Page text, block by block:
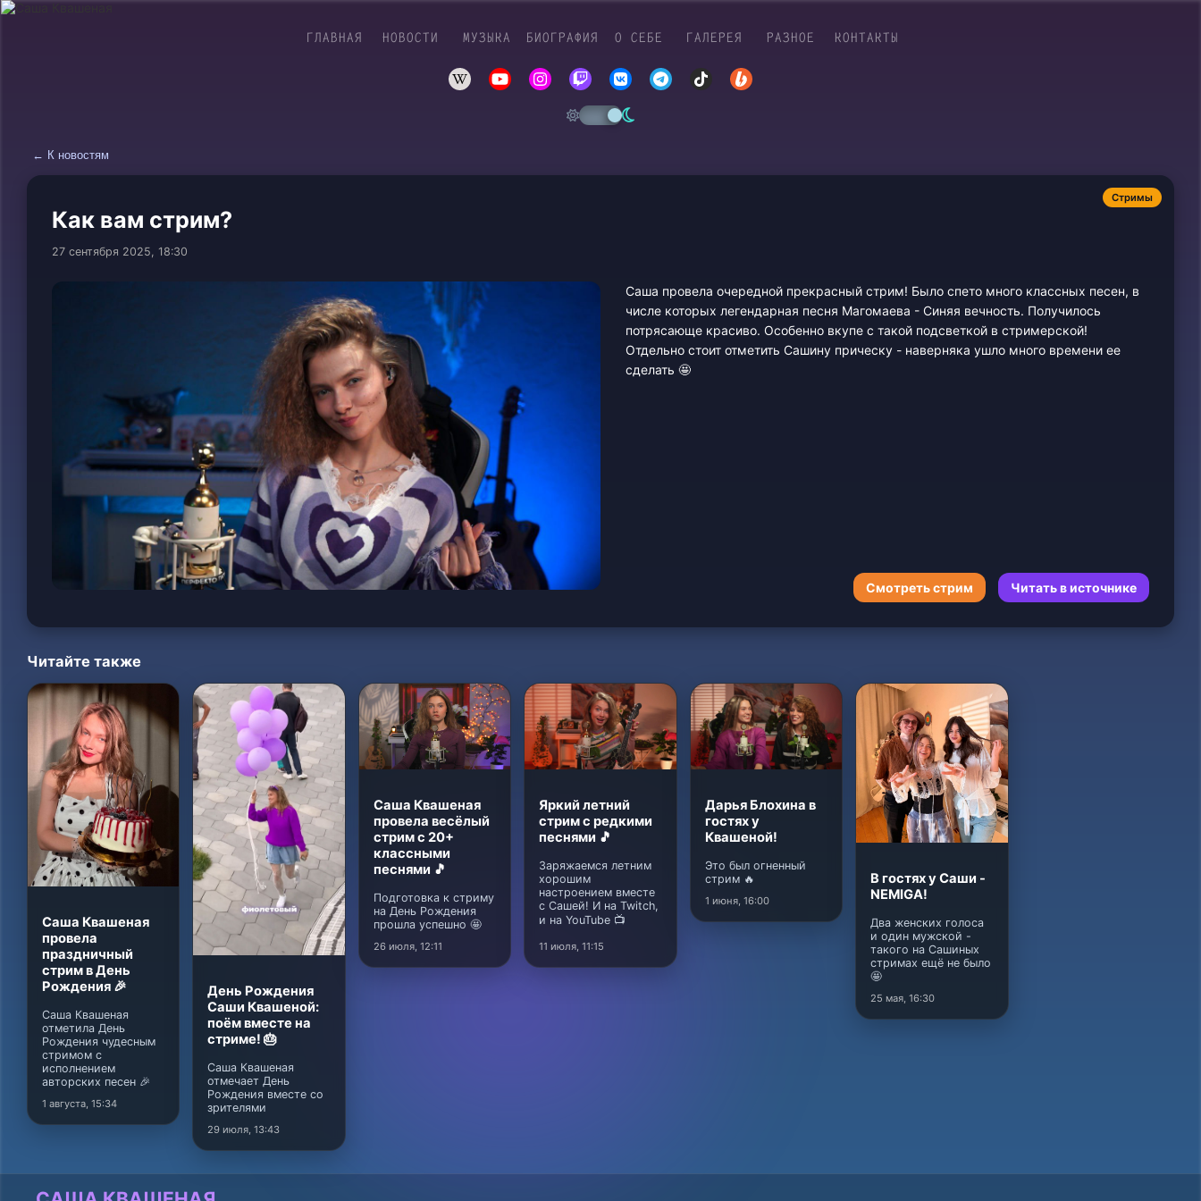
ГЛАВНАЯ НОВОСТИ МУЗЫКА БИОГРАФИЯ О СЕБЕ ГАЛЕРЕЯ РАЗНОЕ КОНТАКТЫ
← К новостям
Стримы
Как вам стрим?
27 сентября 2025, 18:30
Саша провела очередной прекрасный стрим! Было спето много классных песен, в
числе которых легендарная песня Магомаева - Синяя вечность. Получилось
потрясающе красиво. Особенно вкупе с такой подсветкой в стримерской!
Отдельно стоит отметить Сашину прическу - наверняка ушло много времени ее
сделать 🤩
Смотреть стрим Читать в источнике
Читайте также
Саша Квашеная
провела
праздничный
стрим в День
Рождения 🎉
Саша Квашеная
отметила День
Рождения чудесным
стримом с
исполнением
авторских песен 🎉
1 августа, 15:34
День Рождения
Саши Квашеной:
поём вместе на
стриме! 🎂
Саша Квашеная
отмечает День
Рождения вместе со
зрителями
29 июля, 13:43
Саша Квашеная
провела весёлый
стрим с 20+
классными
песнями 🎵
Подготовка к стриму
на День Рождения
прошла успешно 🤩
26 июля, 12:11
Яркий летний
стрим с редкими
песнями 🎵
Заряжаемся летним
хорошим
настроением вместе
с Сашей! И на Twitch,
и на YouTube 📺
11 июля, 11:15
Дарья Блохина в
гостях у
Квашеной!
Это был огненный
стрим 🔥
1 июня, 16:00
В гостях у Саши -
NEMIGA!
Два женских голоса
и один мужской -
такого на Сашиных
стримах ещё не было
🤩
25 мая, 16:30